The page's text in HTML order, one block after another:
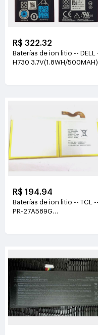
R$ 322.32
Baterías de ion litio -- DELL --
H730 3.7V(1.8WH/500MAH)
R$ 194.94
Baterías de ion litio -- TCL --
PR-27A589G